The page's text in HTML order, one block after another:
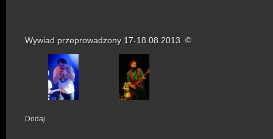
Wywiad przeprowadzony 17-18.08.2013 ©
Dodaj